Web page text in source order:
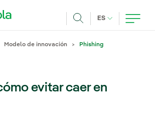
ES IDIOMA
Modelo de innovación Phishing
evitar caer en